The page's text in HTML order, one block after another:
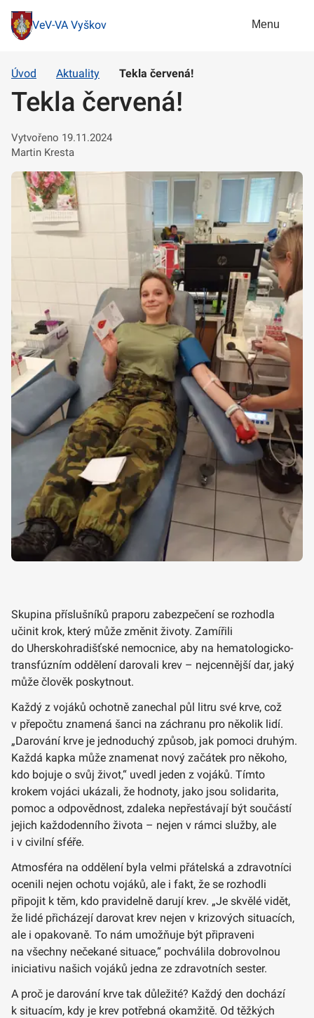
VeV-VA Vyškov Menu
Úvod Aktuality Tekla červená!
Tekla červená!
Vytvořeno 19.11.2024
Martin Kresta
Skupina příslušníků praporu zabezpečení se rozhodla
učinit krok, který může změnit životy. Zamířili
do Uherskohradišťské nemocnice, aby na hematologicko-
transfúzním oddělení darovali krev – nejcennější dar, jaký
může člověk poskytnout.
Každý z vojáků ochotně zanechal půl litru své krve, což
v přepočtu znamená šanci na záchranu pro několik lidí.
„Darování krve je jednoduchý způsob, jak pomoci druhým.
Každá kapka může znamenat nový začátek pro někoho,
kdo bojuje o svůj život,“ uvedl jeden z vojáků. Tímto
krokem vojáci ukázali, že hodnoty, jako jsou solidarita,
pomoc a odpovědnost, zdaleka nepřestávají být součástí
jejich každodenního života – nejen v rámci služby, ale
i v civilní sféře.
Atmosféra na oddělení byla velmi přátelská a zdravotníci
ocenili nejen ochotu vojáků, ale i fakt, že se rozhodli
připojit k těm, kdo pravidelně darují krev. „Je skvělé vidět,
že lidé přicházejí darovat krev nejen v krizových situacích,
ale i opakovaně. To nám umožňuje být připraveni
na všechny nečekané situace,“ pochválila dobrovolnou
iniciativu našich vojáků jedna ze zdravotních sester.
A proč je darování krve tak důležité? Každý den dochází
k situacím, kdy je krev potřebná okamžitě. Od těžkých